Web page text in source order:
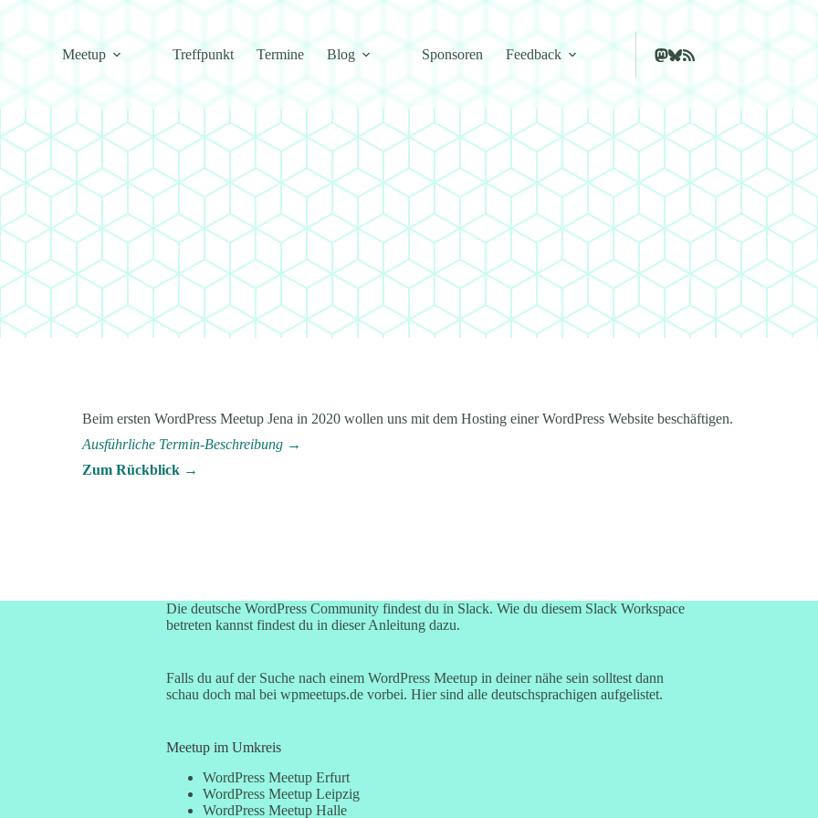
Meetup
Treffpunkt Termine Blog Sponsoren Feedback
Beim ersten WordPress Meetup Jena in 2020 wollen uns mit dem Hosting einer WordPress Website beschäftigen.
Ausführliche Termin-Beschreibung→
Zum Rückblick →
Die deutsche WordPress Community findest du in Slack. Wie du diesem Slack Workspace
betreten kannst findest du in dieser Anleitungdazu.
Falls du auf der Suche nach einem WordPress Meetup in deiner nähe sein solltest dann
schau doch mal bei wpmeetups.devorbei. Hier sind alle deutschsprachigen aufgelistet.
Meetup im Umkreis
WordPress Meetup Erfurt
WordPress Meetup Leipzig
WordPress Meetup Halle